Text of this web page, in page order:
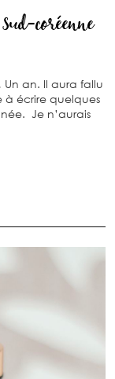
coréenne
Un an. Il aura fallu
à écrire quelques
Je n’aurais